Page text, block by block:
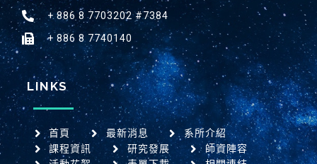
+ 886 8 7703202 #7384
+ 886 8 7740140
LINKS
首頁 最新消息
系所介紹
課程資訊
研究發展
師資陣容